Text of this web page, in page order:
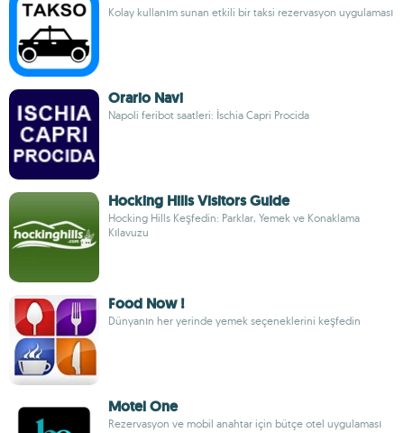
Kolay kullanım sunan etkili bir taksi rezervasyon uygulaması
Orario Navi
Napoli feribot saatleri: İschia Capri Procida
Hocking Hills Visitors Guide
Hocking Hills Keşfedin: Parklar, Yemek ve Konaklama
Kılavuzu
Food Now !
Dünyanın her yerinde yemek seçeneklerini keşfedin
Motel One
Rezervasyon ve mobil anahtar için bütçe otel uygulaması